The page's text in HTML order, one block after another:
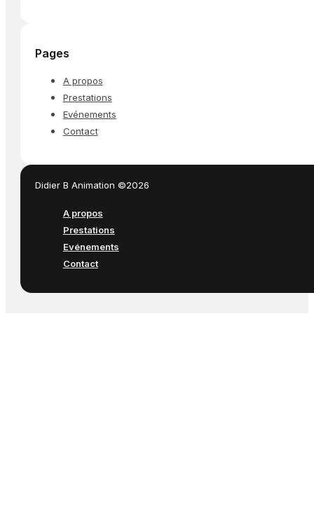
Pages
A propos
Prestations
Evénements
Contact
Didier B Animation ©2026
A propos
Prestations
Evénements
Contact